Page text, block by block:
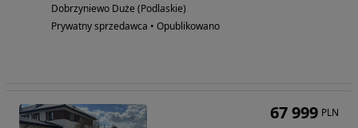
Dobrzyniewo Duże (Podlaskie)
Prywatny sprzedawca • Opublikowano
67 999 PLN